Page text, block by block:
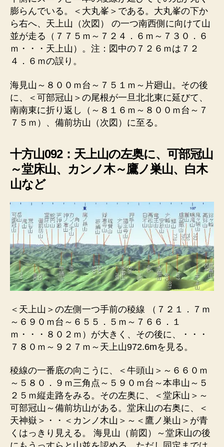
膨らんでいる。＜大丸峯＞である。大丸峯の下か
ら右へ、天上山（次図） の一つ南西側に向けて山
並が走る（７７５ｍ～７２４．６ｍ～７３０．６
ｍ・・・天上山）。注：図中の７２６ｍは７２
４．６ｍの誤り。
海見山～８００ｍ台～７５１ｍ～片廻山。その後
に、＜可部冠山＞の尾根が一旦北北東に延びて、
南南東に折り返し（～８１６ｍ～８００ｍ台～７
７５ｍ）、備前坊山（次図）に至る。
十方山092：天上山の左奥に、可部冠山
～堂床山、カンノ木～鷹ノ巣山、白木
山など
＜天上山＞の左側一つ手前の稜線 （７２１．７ｍ
～６９０ｍ台～６５５．５ｍ～７６６．１
ｍ・・・８０２ｍ）が大きく、その後に、・・・
７８０ｍ～９２７ｍ～天上山972.6mを見る。
稜線の一番底の向こうに、＜牛頭山＞～６６０ｍ
～５８０．９ｍ三角点～５９０ｍ台～本串山～５
２５ｍ縦走路をみる。その左奥に、＜堂床山＞～
可部冠山～備前坊山がある。堂床山の右奥に、＜
天神嶽＞・・＜カンノ木山＞～＜鷹ノ巣山＞が青
くはっきり見える。 海見山（前図）～堂床山の後